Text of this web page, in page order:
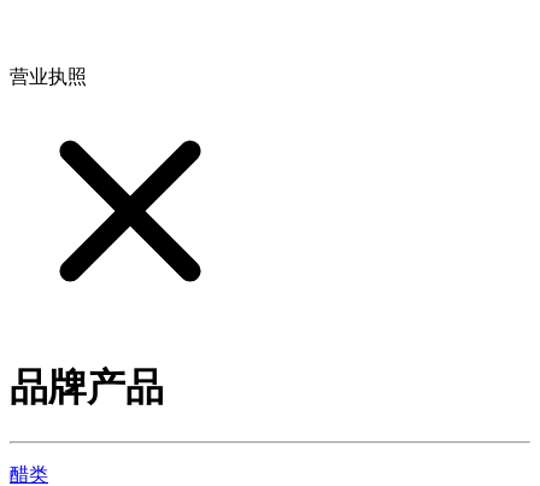
营业执照
品牌产品
醋类